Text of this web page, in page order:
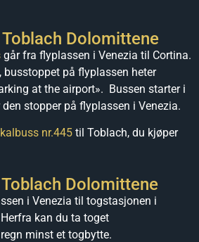
Dolomittene
går fra flyplassen i Venezia til Cortina.
busstoppet på flyplassen heter
at the airport». Bussen starter i
stopper på flyplassen i Venezia.
nr.445 til Toblach, du kjøper
Dolomittene
i Venezia til togstasjonen i
kan du ta toget
regn minst et togbytte.